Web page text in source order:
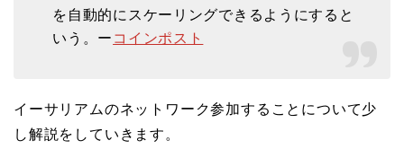
を自動的にスケーリングできるようにすると
いう。ー コインポスト
イーサリアムのネットワーク参加することについて少
し解説をしていきます。